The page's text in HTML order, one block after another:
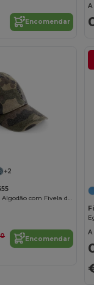
Encomendar
A
+2
Boné Vintage de Algodão com Fivela de Latão
Encomendar
A